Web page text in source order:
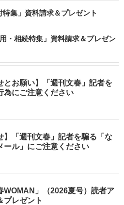
集」資料請求＆プレゼント
・相続特集」資料請求＆プレゼン
とお願い】「週刊文春」記者を
為にご注意ください
】「週刊文春」記者を騙る「な
ール」にご注意ください
WOMAN」（2026夏号）読者ア
プレゼント